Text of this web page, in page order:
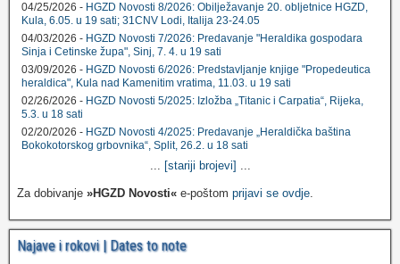
04/25/2026 - HGZD Novosti 8/2026: Obilježavanje 20. obljetnice HGZD,
Kula, 6.05. u 19 sati; 31CNV Lodi, Italija 23-24.05
04/03/2026 - HGZD Novosti 7/2026: Predavanje "Heraldika gospodara
Sinja i Cetinske župa", Sinj, 7. 4. u 19 sati
03/09/2026 - HGZD Novosti 6/2026: Predstavljanje knjige "Propedeutica
heraldica", Kula nad Kamenitim vratima, 11.03. u 19 sati
02/26/2026 - HGZD Novosti 5/2025: Izložba „Titanic i Carpatia“, Rijeka,
5.3. u 18 sati
02/20/2026 - HGZD Novosti 4/2025: Predavanje „Heraldička baština
Bokokotorskog grbovnika“, Split, 26.2. u 18 sati
... [stariji brojevi] ...
Za dobivanje »HGZD Novosti« e-poštom prijavi se ovdje.
Najave i rokovi | Dates to note